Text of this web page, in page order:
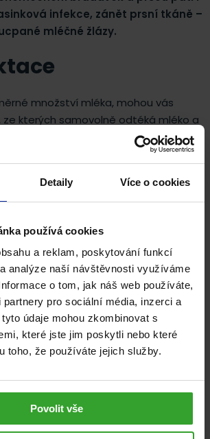
Detaily Více o cookies
používá cookies
a reklam, poskytování funkcí
analýze naší návštěvnosti využíváme
o tom, jak náš web používáte,
pro sociální média, inzerci a
údaje mohou zkombinovat s
které jste jim poskytli nebo které
toho, že používáte jejich služby.
Povolit vše
infekce, zánět prsní tkáně –
mléčné žlázy.
množství mléka, mohou vás
kterých samovolně odtéká mléko a
přisát,
díky rychlému toku mléka
se vždy dostatečně dokrmit.
vytékat. Neodstříkávejte však příliš
mohlo problémy s nadměrnou
rukou nebo použijte
banky mateřského mléka.
musí projít poměrně zevrubným
Pro některé maminky to může být
injekce na rodičovské dovolené.
které mají mléka málo nebo